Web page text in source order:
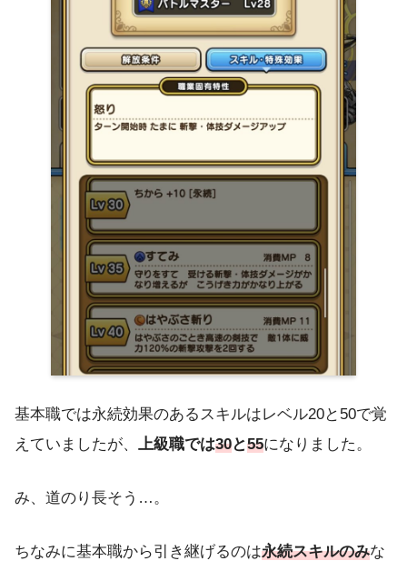
基本職では永続効果のあるスキルはレベル20と50で覚
えていましたが、
上級職では30と55になりました。
み、道のり長そう…。
ちなみに基本職から引き継げるのは永続スキルのみな